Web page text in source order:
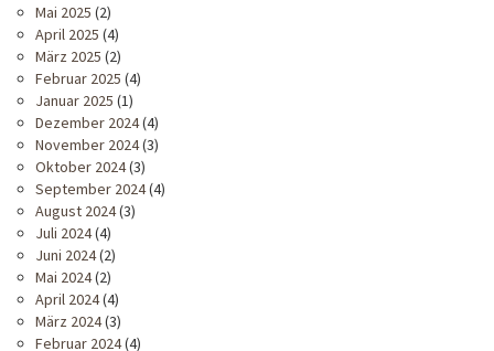
Mai 2025 (2)
April 2025 (4)
März 2025 (2)
Februar 2025 (4)
Januar 2025 (1)
Dezember 2024(4)
November 2024(3)
Oktober 2024(3)
September 2024(4)
August 2024(3)
Juli 2024(4)
Juni 2024(2)
Mai 2024(2)
April 2024(4)
März 2024(3)
Februar 2024(4)